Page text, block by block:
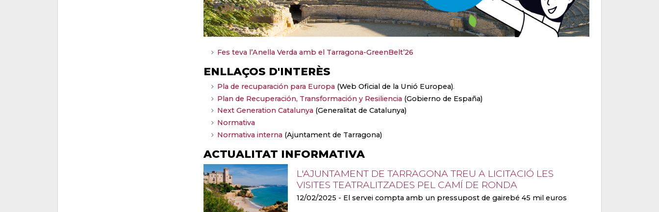
Fes teva l’Anella Verda amb el Tarragona-GreenBelt’26
ENLLAÇOS D'INTERÈS
Pla de recuparación para Europa (Web Oficial de la Unió Europea).
Plan de Recuperación, Transformación y Resiliencia (Gobierno de España)
Next Generation Catalunya (Generalitat de Catalunya)
Normativa
Normativa interna (Ajuntament de Tarragona)
ACTUALITAT INFORMATIVA
L'AJUNTAMENT DE TARRAGONA TREU A LICITACIÓ LES
VISITES TEATRALITZADES PEL CAMÍ DE RONDA
12/02/2025 - El servei compta amb un pressupost de gairebé 45 mil euros